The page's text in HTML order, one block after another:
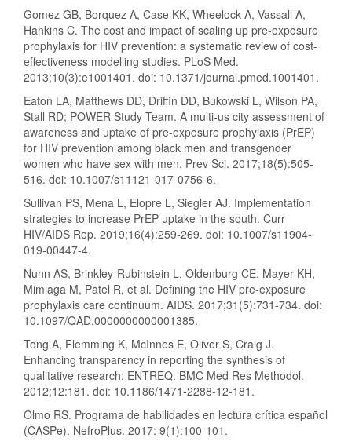
Gomez GB, Borquez A, Case KK, Wheelock A, Vassall A,
Hankins C. The cost and impact of scaling up pre-exposure
prophylaxis for HIV prevention: a systematic review of cost-
effectiveness modelling studies. PLoS Med.
2013;10(3):e1001401. doi: 10.1371/journal.pmed.1001401.
Eaton LA, Matthews DD, Driffin DD, Bukowski L, Wilson PA,
Stall RD; POWER Study Team. A multi-us city assessment of
awareness and uptake of pre-exposure prophylaxis (PrEP)
for HIV prevention among black men and transgender
women who have sex with men. Prev Sci. 2017;18(5):505-
516. doi: 10.1007/s11121-017-0756-6.
Sullivan PS, Mena L, Elopre L, Siegler AJ. Implementation
strategies to increase PrEP uptake in the south. Curr
HIV/AIDS Rep. 2019;16(4):259-269. doi: 10.1007/s11904-
019-00447-4.
Nunn AS, Brinkley-Rubinstein L, Oldenburg CE, Mayer KH,
Mimiaga M, Patel R, et al. Defining the HIV pre-exposure
prophylaxis care continuum. AIDS. 2017;31(5):731-734. doi:
10.1097/QAD.0000000000001385.
Tong A, Flemming K, McInnes E, Oliver S, Craig J.
Enhancing transparency in reporting the synthesis of
qualitative research: ENTREQ. BMC Med Res Methodol.
2012;12:181. doi: 10.1186/1471-2288-12-181.
Olmo RS. Programa de habilidades en lectura crítica español
(CASPe). NefroPlus. 2017: 9(1):100-101.